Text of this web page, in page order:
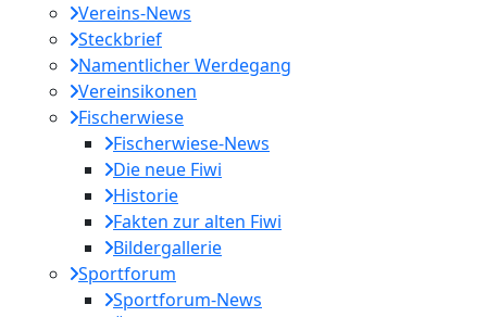
Vereins-News
Steckbrief
Namentlicher Werdegang
Vereinsikonen
Fischerwiese
Fischerwiese-News
Die neue Fiwi
Historie
Fakten zur alten Fiwi
Bildergallerie
Sportforum
Sportforum-News